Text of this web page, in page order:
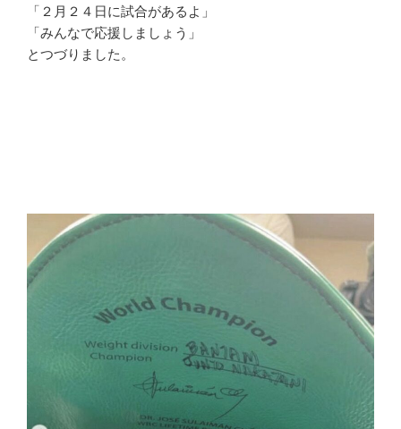
「２月２４日に試合があるよ」
「みんなで応援しましょう」
とつづりました。